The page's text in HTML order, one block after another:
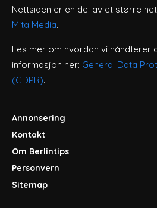
Nettsiden er en del av et større
Mita Media.
Les mer om hvordan vi håndterer
informasjon her: General Data
(GDPR).
Annonsering
Kontakt
Om Berlintips
Personvern
Sitemap